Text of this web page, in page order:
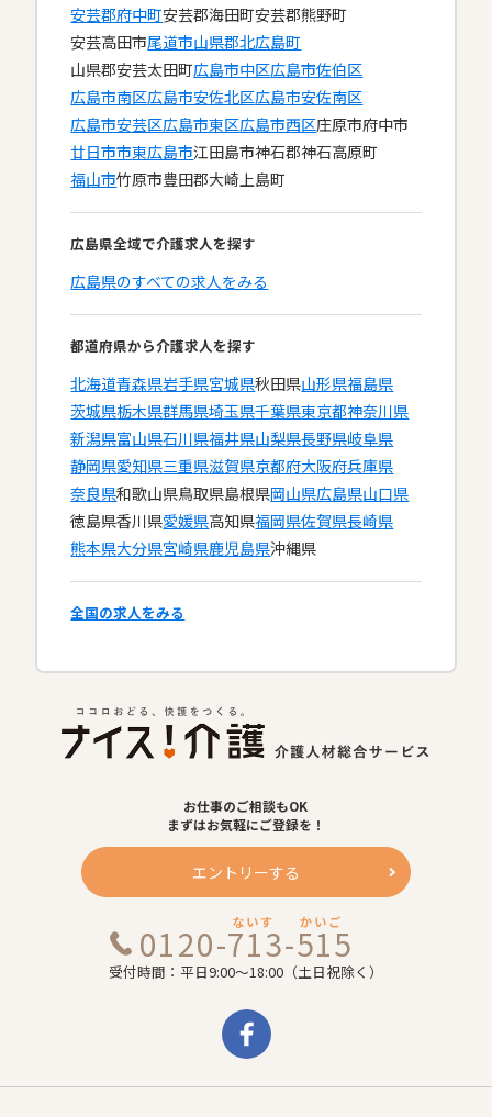
安芸郡府中町安芸郡海田町安芸郡熊野町
安芸高田市尾道市山県郡北広島町
山県郡安芸太田町広島市中区広島市佐伯区
広島市南区広島市安佐北区広島市安佐南区
広島市安芸区広島市東区広島市西区庄原市府中市
廿日市市東広島市江田島市神石郡神石高原町
福山市竹原市豊田郡大崎上島町
広島県全域で介護求人を探す
広島県のすべての求人をみる
都道府県から介護求人を探す
北海道青森県岩手県宮城県秋田県山形県福島県
茨城県栃木県群馬県埼玉県千葉県東京都神奈川県
新潟県富山県石川県福井県山梨県長野県岐阜県
静岡県愛知県三重県滋賀県京都府大阪府兵庫県
奈良県和歌山県鳥取県島根県岡山県広島県山口県
徳島県香川県愛媛県高知県福岡県佐賀県長崎県
熊本県大分県宮崎県鹿児島県沖縄県
全国の求人をみる
お仕事のご相談もOK
まずはお気軽にご登録を！
エントリーする
0120-713-515
ないす かいご
受付時間：平日9:00～18:00（土日祝除く）